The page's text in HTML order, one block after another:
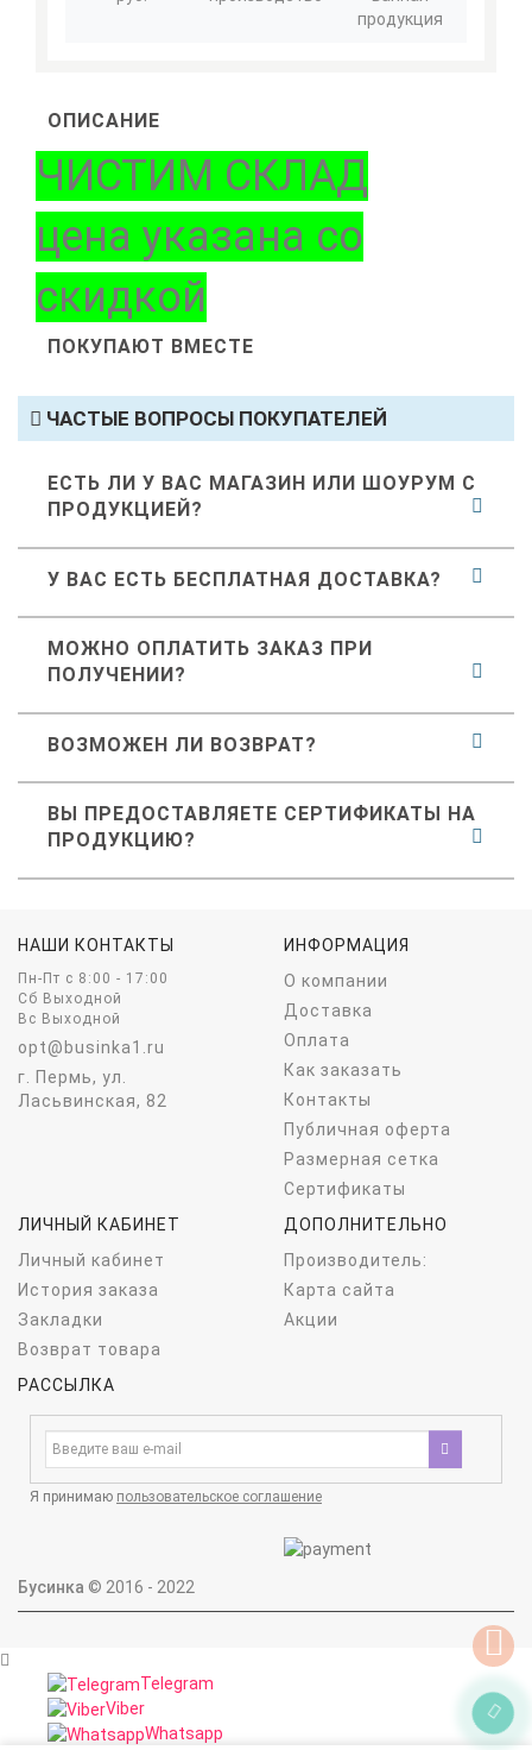
продукция
ОПИСАНИЕ
ЧИСТИМ СКЛАД
цена указана со
скидкой
ПОКУПАЮТ ВМЕСТЕ
ЧАСТЫЕ ВОПРОСЫ ПОКУПАТЕЛЕЙ
ЕСТЬ ЛИ У ВАС МАГАЗИН ИЛИ ШОУРУМ С
ПРОДУКЦИЕЙ?
У ВАС ЕСТЬ БЕСПЛАТНАЯ ДОСТАВКА?
МОЖНО ОПЛАТИТЬ ЗАКАЗ ПРИ
ПОЛУЧЕНИИ?
ВОЗМОЖЕН ЛИ ВОЗВРАТ?
ВЫ ПРЕДОСТАВЛЯЕТЕ СЕРТИФИКАТЫ НА
ПРОДУКЦИЮ?
НАШИ КОНТАКТЫ
Пн-Пт c 8:00 - 17:00
Сб Выходной
Вс Выходной
opt@businka1.ru
г. Пермь, ул.
Ласьвинская, 82
ИНФОРМАЦИЯ
О компании
Доставка
Оплата
Как заказать
Контакты
Публичная оферта
Размерная сетка
Сертификаты
ЛИЧНЫЙ КАБИНЕТ
Личный кабинет
История заказа
Закладки
Возврат товара
ДОПОЛНИТЕЛЬНО
Производитель:
Карта сайта
Акции
РАССЫЛКА
Я принимаю пользовательское соглашение
Бусинка © 2016 - 2022
Telegram
Viber
Whatsapp